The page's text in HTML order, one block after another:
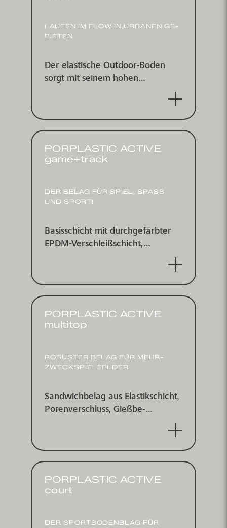
LAUFEN IM FLOW IN URBANEN GE­
BIETEN
Der elastische Outdoor-Boden
sorgt mit seinem hohen
Kraftabbau für gelenkschonendes
PORPLASTIC ACTIVE
game+track
DER BELAG FÜR SPIEL, SPASS U
ND SPORT!
Basisschicht mit durchgefärbter
EPDM-Verschleißschicht,
PORPLASTIC ACTIVE
multitop
ROBUSTER BELAG FÜR MEHR­
ZWECK­SPIEL­FELDER
Sandwich­belag aus Elastik­schicht,
Poren­ver­schluss, Gieß­be­
schichtung und multitop-Spritz­be­
PORPLASTIC ACTIVE
court
DER SPORT­BODEN­BLAG FÜR